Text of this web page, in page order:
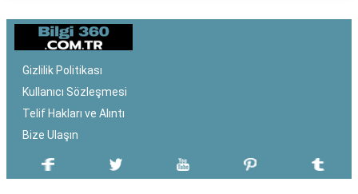
Gizlilik Politikası
Kullanıcı Sözleşmesi
Telif Hakları ve Alıntı
Bize Ulaşın